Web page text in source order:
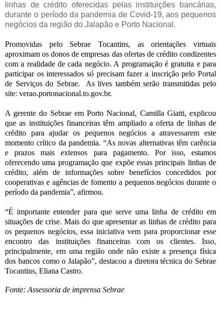
linhas de crédito oferecidas pelas instituições bancárias,
durante o período da pandemia de Covid-19, aos pequenos
negócios da região do Jalapão e Porto Nacional.
Promovidas pelo Sebrae Tocantins, as orientações virtuais
aproximam os donos de empresas das ofertas de crédito condizentes
com a realidade de cada negócio. A programação é gratuita e para
participar os interessados só precisam fazer a inscrição pelo Portal
de Serviços do Sebrae. As lives também serão transmitidas pelo
site: verao.portonacional.to.gov.br.
A gerente do Sebrae em Porto Nacional, Camilla Giatti, explicou
que as instituições financeiras têm ampliado a oferta de linhas de
crédito para ajudar os pequenos negócios a atravessarem este
momento crítico da pandemia. “As novas alternativas têm carência
e prazos mais extensos para pagamento. Por isso, estamos
oferecendo uma programação que expõe essas principais linhas de
crédito, além de informações sobre benefícios concedidos por
cooperativas e agências de fomento a pequenos negócios durante o
período da pandemia”, afirmou.
“É importante entender para que serve uma linha de crédito em
situações de crise. Mais do que apresentar as linhas de crédito para
os pequenos negócios, essa iniciativa vem para proporcionar esse
encontro das instituições financeiras com os clientes. Isso,
principalmente, em uma região onde não existe a presença física
dos bancos como o Jalapão”, destacou a diretora técnica do Sebrae
Tocantins, Eliana Castro.
Fonte: Assessoria de imprensa Sebrae